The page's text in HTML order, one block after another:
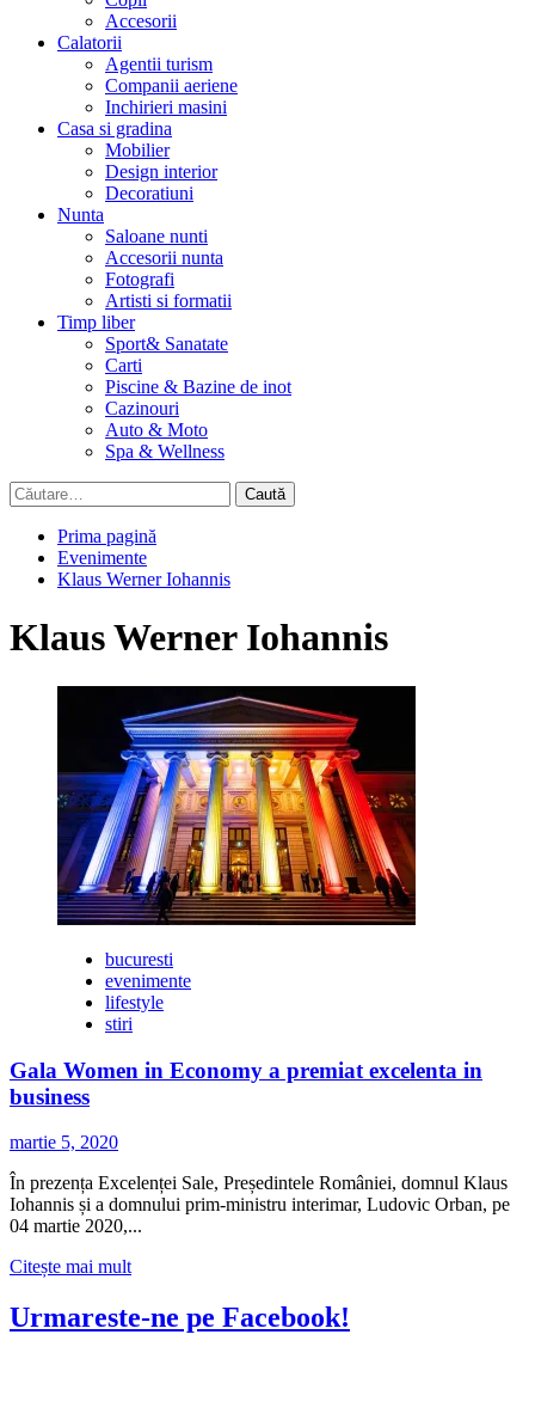
Accesorii
Calatorii
Agentii turism
Companii aeriene
Inchirieri masini
Casa si gradina
Mobilier
Design interior
Decoratiuni
Nunta
Saloane nunti
Accesorii nunta
Fotografi
Artisti si formatii
Timp liber
Sport& Sanatate
Carti
Piscine & Bazine de inot
Cazinouri
Auto & Moto
Spa & Wellness
Caută
după:
Prima pagină
Evenimente
Klaus Werner Iohannis
Klaus Werner Iohannis
bucuresti
evenimente
lifestyle
stiri
Gala Women in Economy a premiat excelenta in
business
martie 5, 2020
În prezența Excelenței Sale, Președintele României, domnul Klaus
Iohannis și a domnului prim-ministru interimar, Ludovic Orban, pe
04 martie 2020,...
Citește mai multCitește
despre
Urmareste-ne pe Facebook!